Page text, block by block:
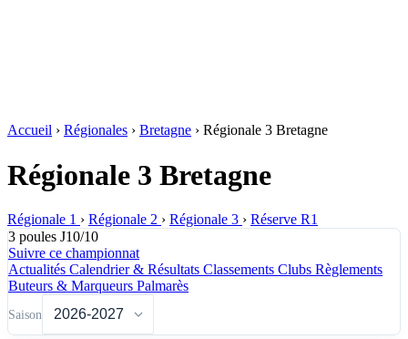
Accueil › Régionales › Bretagne › Régionale 3 Bretagne
Régionale 3 Bretagne
Régionale 1 › Régionale 2 › Régionale 3 › Réserve R1
3 poules J10/10
Suivre ce championnat
Actualités Calendrier & Résultats Classements Clubs Règlements
Buteurs & Marqueurs Palmarès
Saison